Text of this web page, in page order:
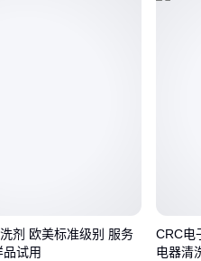
剂 欧美标准级别 服务
试用
CRC电
电器清